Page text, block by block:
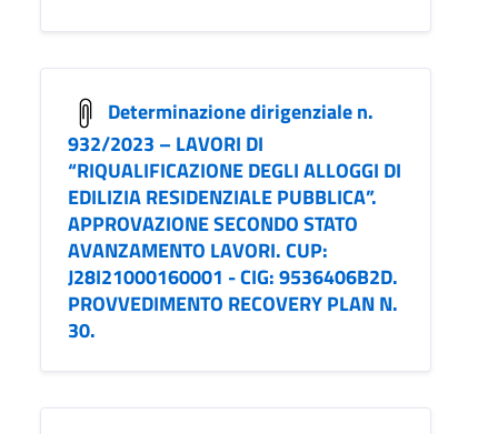
Determinazione dirigenziale n.
932/2023 – LAVORI DI
“RIQUALIFICAZIONE DEGLI ALLOGGI DI
EDILIZIA RESIDENZIALE PUBBLICA”.
APPROVAZIONE SECONDO STATO
AVANZAMENTO LAVORI. CUP:
J28I21000160001 - CIG: 9536406B2D.
PROVVEDIMENTO RECOVERY PLAN N.
30.